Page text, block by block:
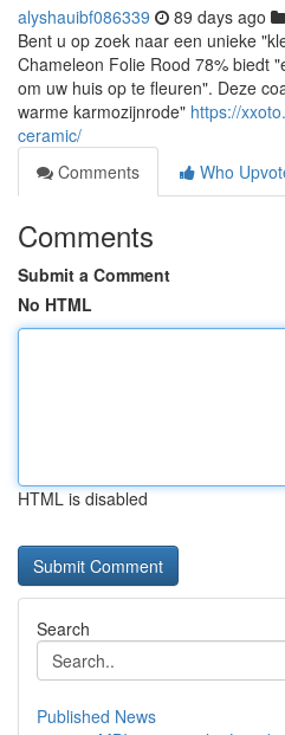
alyshauibf086339 89 days ago
Bent u op zoek naar een unieke
Chameleon Folie Rood 78% biedt
om uw huis op te fleuren". Deze
warme karmozijnrode" https://
ceramic/
Comments
Who
Comments
Submit a Comment
No HTML
HTML is disabled
Search
Published News